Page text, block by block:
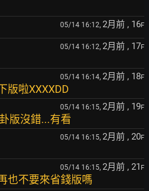
05/14 16:12, 2月前 , 16F
05/14 16:12, 2月前 , 17F
05/14 16:14, 2月前 , 18F
版啦XXXXDD
05/14 16:15, 2月前 , 19F
版沒錯...有看
05/14 16:15, 2月前 , 20F
05/14 16:15, 2月前 , 21 F
也不要來省錢版嗎